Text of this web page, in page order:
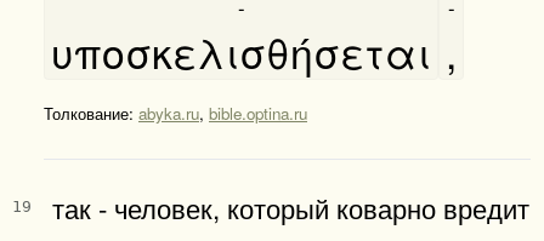
υποσκελισθήσεται
-
,
-
Толкование: abyka.ru, bible.optina.ru
19
так - человек, который коварно вредит